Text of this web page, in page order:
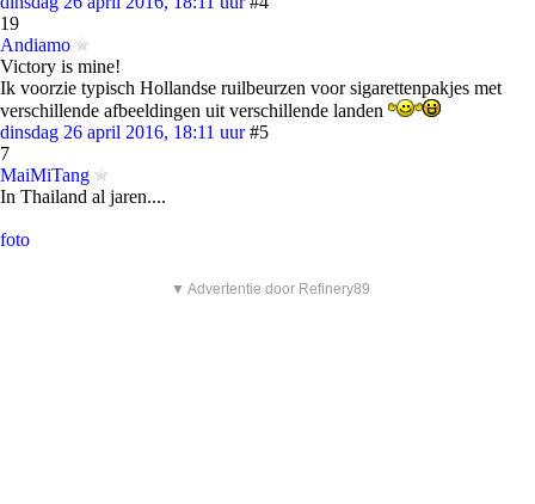
19
Andiamo
Victory is mine!
Ik voorzie typisch Hollandse ruilbeurzen voor sigarettenpakjes met
verschillende afbeeldingen uit verschillende landen
dinsdag 26 april 2016, 18:11 uur #5
7
MaiMiTang
In Thailand al jaren....
foto
▼ Advertentie door Refinery89